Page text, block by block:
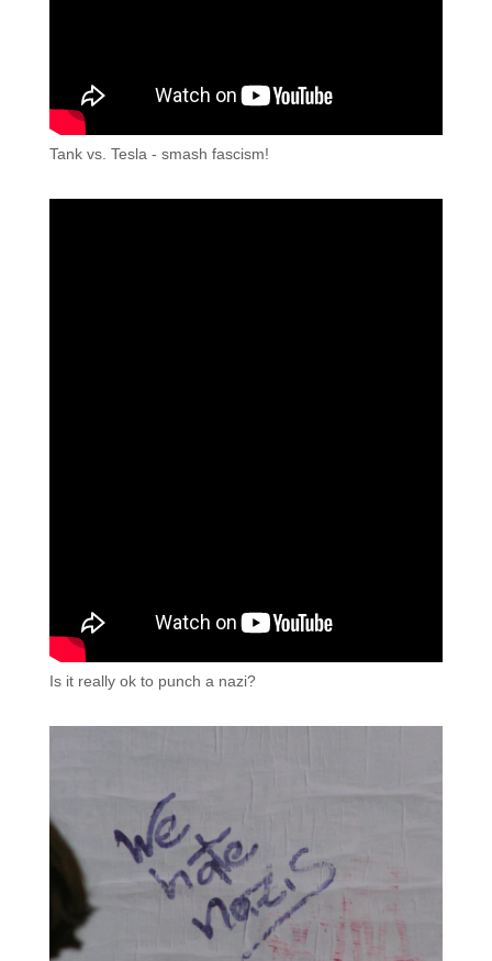
Tank vs. Tesla - smash fascism!
Is it really ok to punch a nazi?